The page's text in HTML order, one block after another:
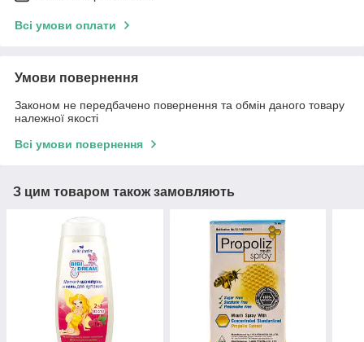
Всі умови оплати
Умови повернення
Законом не передбачено повернення та обмін даного товару
належної якості
Всі умови повернення
З цим товаром також замовляють